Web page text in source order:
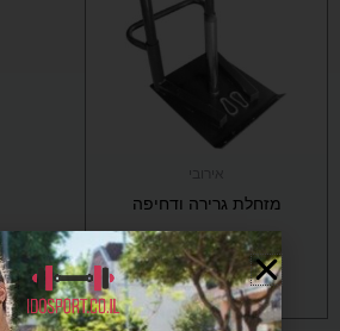
מזחלת גרירה ודחיפה
₪ 1,115
הוספה לסל